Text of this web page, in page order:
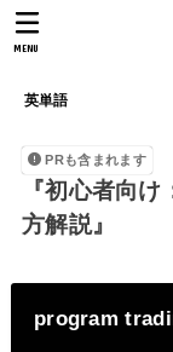
英単語
MENU
PRも含まれます
『初心者向
方解説』
program